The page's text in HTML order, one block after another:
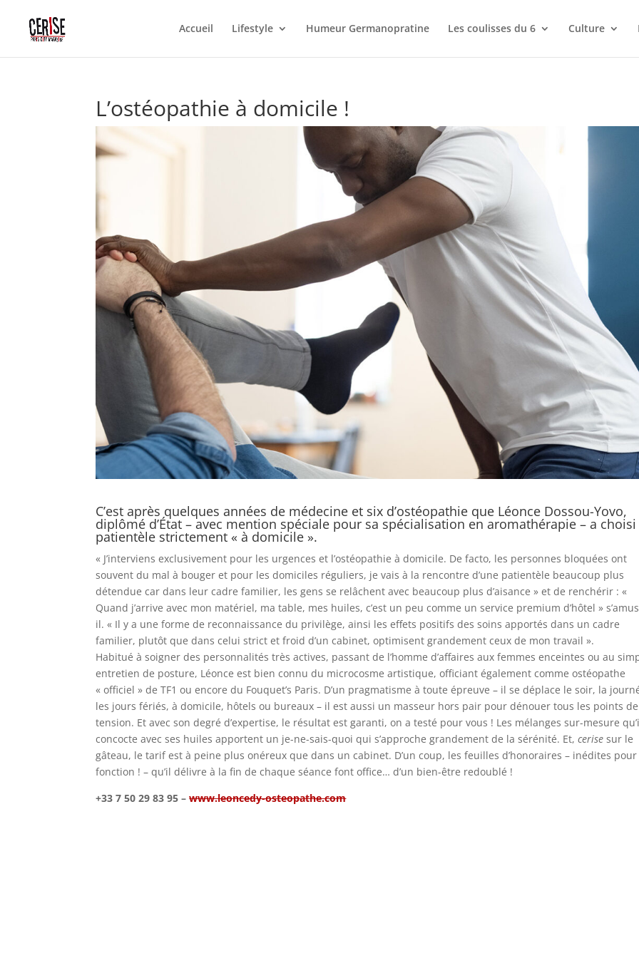
Accueil Lifestyle Humeur Germanopratine Les coulisses du 6 Culture
L’ostéopathie à domicile !
C’est après quelques années de médecine et six d’ostéopathie que Léonce Dossou-Yovo,
diplômé d’État – avec mention spéciale pour sa spécialisation en aromathérapie – a choisi
patientèle strictement « à domicile ».
« J’interviens exclusivement pour les urgences et l’ostéopathie à domicile. De facto, les personnes bloquées ont
souvent du mal à bouger et pour les domiciles réguliers, je vais à la rencontre d’une patientèle beaucoup plus
détendue car dans leur cadre familier, les gens se relâchent avec beaucoup plus d’aisance » et de renchérir : «
Quand j’arrive avec mon matériel, ma table, mes huiles, c’est un peu comme un service premium d’hôtel »
il. « Il y a une forme de reconnaissance du privilège, ainsi les effets positifs des soins apportés dans un cadre
familier, plutôt que dans celui strict et froid d’un cabinet, optimisent grandement ceux de mon travail ».
Habitué à soigner des personnalités très actives, passant de l’homme d’affaires aux femmes enceintes ou au
entretien de posture, Léonce est bien connu du microcosme artistique, officiant également comme ostéopathe
« officiel » de TF1 ou encore du Fouquet’s Paris. D’un pragmatisme à toute épreuve – il se déplace le soir, la
les jours fériés, à domicile, hôtels ou bureaux – il est aussi un masseur hors pair pour dénouer tous les points de
tension. Et avec son degré d’expertise, le résultat est garanti, on a testé pour vous ! Les mélanges sur-mesure
concocte avec ses huiles apportent un je-ne-sais-quoi qui s’approche grandement de la sérénité. Et,cerise sur le
gâteau, le tarif est à peine plus onéreux que dans un cabinet. D’un coup, les feuilles d’honoraires – inédites
fonction ! – qu’il délivre à la fin de chaque séance font office… d’un bien-être redoublé !
+33 7 50 29 83 95 –www.leoncedy-osteopathe.com